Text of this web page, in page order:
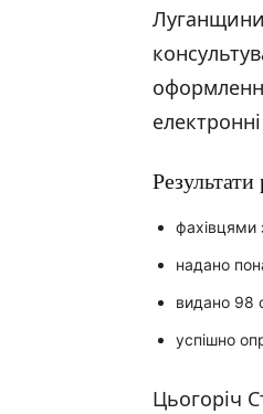
фахівцями
надано
видано 98
успішно
Цьогоріч